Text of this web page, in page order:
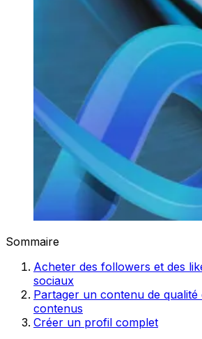
Sommaire
Acheter des followers et des
sociaux
Partager un contenu de
contenus
Créer un profil complet